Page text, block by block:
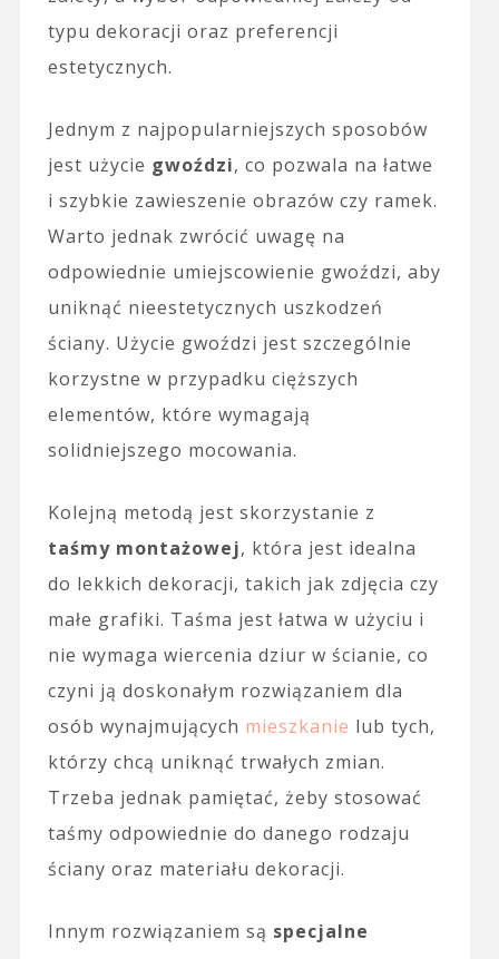
typu dekoracji oraz preferencji
estetycznych.
Jednym z najpopularniejszych sposobów
jest użycie gwoździ, co pozwala na łatwe
i szybkie zawieszenie obrazów czy ramek.
Warto jednak zwrócić uwagę na
odpowiednie umiejscowienie gwoździ, aby
uniknąć nieestetycznych uszkodzeń
ściany. Użycie gwoździ jest szczególnie
korzystne w przypadku cięższych
elementów, które wymagają
solidniejszego mocowania.
Kolejną metodą jest skorzystanie z
taśmy montażowej, która jest idealna
do lekkich dekoracji, takich jak zdjęcia czy
małe grafiki. Taśma jest łatwa w użyciu i
nie wymaga wiercenia dziur w ścianie, co
czyni ją doskonałym rozwiązaniem dla
osób wynajmujących mieszkanie lub tych,
którzy chcą uniknąć trwałych zmian.
Trzeba jednak pamiętać, żeby stosować
taśmy odpowiednie do danego rodzaju
ściany oraz materiału dekoracji.
Innym rozwiązaniem są specjalne